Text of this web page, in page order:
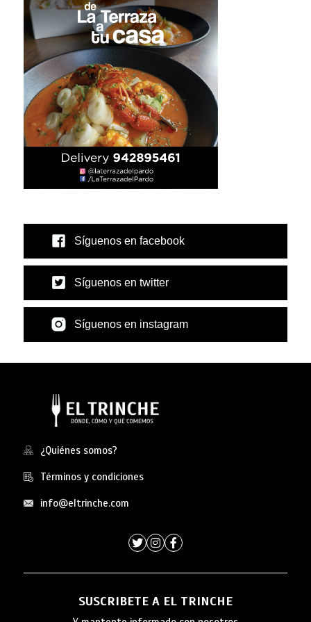
Síguenos en facebook
Síguenos en twitter
Síguenos en instagram
¿Quiénes somos?
Términos y condiciones
info@eltrinche.com
SUSCRIBETE A EL TRINCHE